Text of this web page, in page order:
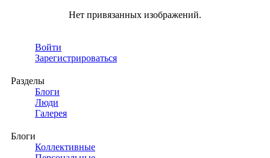
Нет привязанных изображений.
Войти
Зарегистрироваться
Разделы
Блоги
Люди
Галерея
Блоги
Коллективные